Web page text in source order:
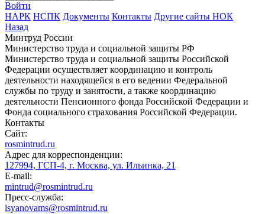
Войти
НАРК НСПК Документы Контакты Другие сайты НОК
Назад
Минтруд России
Министерство труда и социальной защиты РФ
Министерство труда и социальной защиты Российской
Федерации осуществляет координацию и контроль
деятельности находящейся в его ведении Федеральной
службы по труду и занятости, а также координацию
деятельности Пенсионного фонда Российской Федерации и
Фонда социального страхования Российской Федерации.
Контакты
Сайт:
rosmintrud.ru
Адрес для корреспонденции:
127994, ГСП-4, г. Москва, ул. Ильинка, 21
E-mail:
mintrud@rosmintrud.ru
Пресс-служба:
isyanovams@rosmintrud.ru